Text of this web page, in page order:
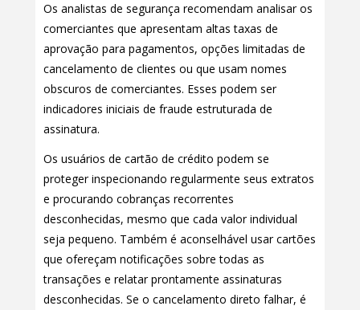
Os analistas de segurança recomendam analisar os
comerciantes que apresentam altas taxas de
aprovação para pagamentos, opções limitadas de
cancelamento de clientes ou que usam nomes
obscuros de comerciantes. Esses podem ser
indicadores iniciais de fraude estruturada de
assinatura.
Os usuários de cartão de crédito podem se
proteger inspecionando regularmente seus extratos
e procurando cobranças recorrentes
desconhecidas, mesmo que cada valor individual
seja pequeno. Também é aconselhável usar cartões
que ofereçam notificações sobre todas as
transações e relatar prontamente assinaturas
desconhecidas. Se o cancelamento direto falhar, é